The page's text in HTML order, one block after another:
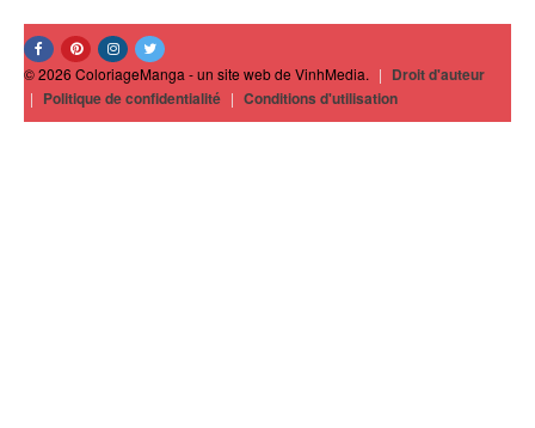
© 2026 ColoriageManga - un site web de VinhMedia. | Droit d'auteur
| Politique de confidentialité | Conditions d'utilisation